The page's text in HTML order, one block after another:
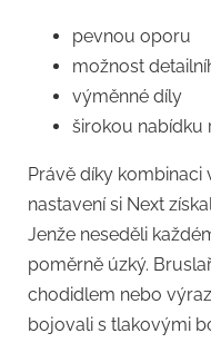
pevnou oporu
možnost
výměnné díly
širokou nabídku
Právě díky
nastavení si Next
Jenže neseděli
poměrně úzký.
chodidlem nebo
bojovali s tlakovými